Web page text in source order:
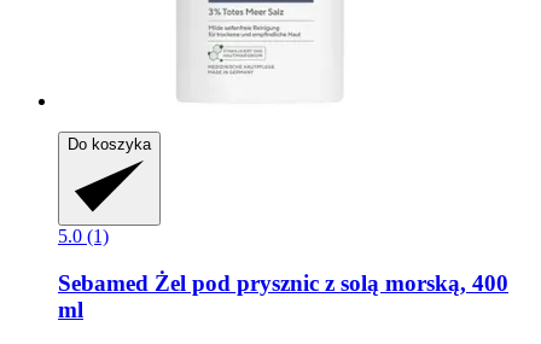
Do koszyka
5.0 (1)
Sebamed Żel pod prysznic z solą morską, 400
ml